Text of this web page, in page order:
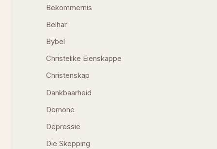
Bekommernis
Belhar
Bybel
Christelike Eienskappe
Christenskap
Dankbaarheid
Demone
Depressie
Die Skepping